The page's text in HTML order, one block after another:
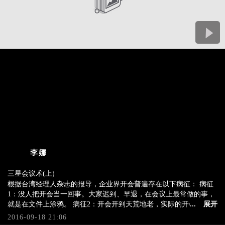
李娜
三星会议术(上)
根据台湾经理人杂志的报导，企业界开会普遍存在以下病征： 病征
1：没人把开会当一回事。大家迟到、早退，在会议上最常做的事，
就是在文件上涂鸦。 病征2：开会开到天荒地老，实际的开会时间总
是比预期多出两倍。 病征3：开会时，讨论内容离题后就像泼出去的
根据台湾经理人杂志的报导，企业界开会普遍存在以下病征： 病征
1：没人把开会当一回事。大家迟到、早退，在会议上最常做的事，
就是在文件上涂鸦。 病征2：开会开到天荒地老，实际的开会时间总
是比预期多出两倍。 病征3：开会时，讨论内容离题后就像泼出去的
水，再也没有回来过。 病征4：开会后，决而不行的程度犹如船过水
...
展开
2016-09-18 21:06